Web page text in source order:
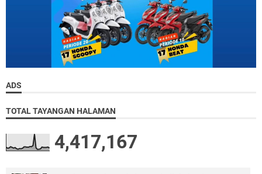
ADS
TOTAL TAYANGAN HALAMAN
4,417,167